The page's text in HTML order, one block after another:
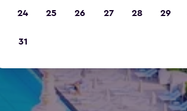
24 25 26 27 28 29
31